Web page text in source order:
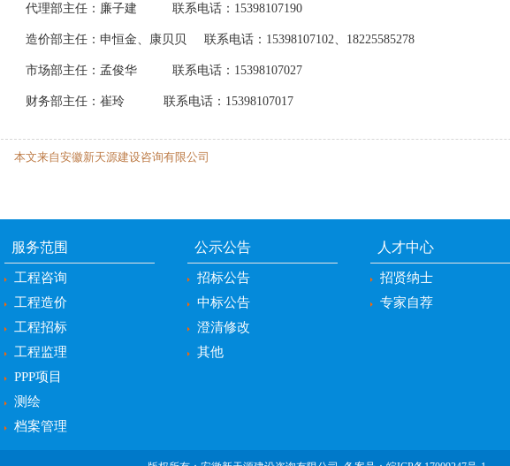
代理部主任：廉子建联系电话：15398107190
造价部主任：申恒金、康贝贝 联系电话：15398107102、18225585278
市场部主任：孟俊华 联系电话：15398107027
财务部主任：崔玲 联系电话：15398107017
本文来自安徽新天源建设咨询有限公司
服务范围
工程咨询
工程造价
工程招标
工程监理
PPP项目
测绘
档案管理
公示公告
招标公告
中标公告
澄清修改
其他
人才中心
招贤纳士
专家自荐